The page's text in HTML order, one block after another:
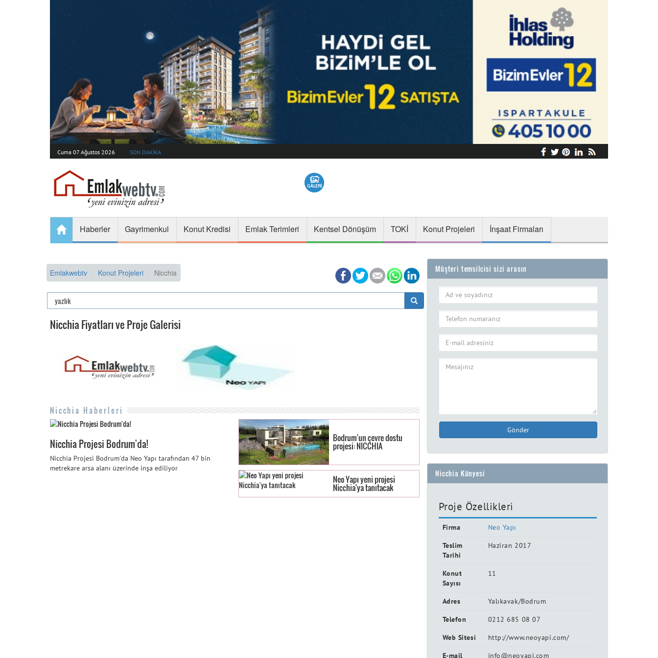
Cuma 07 Ağustos 2026 SON DAKİKA
Haberler Gayrimenkul Konut Kredisi Emlak Terimleri Kentsel Dönüşüm TOKİ Konut Projeleri İnşaat Firmaları
Emlakwebtv Konut Projeleri Nicchia
Nicchia Fiyatları ve Proje Galerisi
Nicchia Haberleri
Nicchia Projesi Bodrum'da!
Nicchia Projesi Bodrum'da Neo Yapı tarafından 47 bin
metrekare arsa alanı üzerinde inşa ediliyor
Bodrum'un çevre dostu
projesi: NICCHIA
Neo Yapı yeni projesi
Nicchia'ya tanıtacak
Müşteri temsilcisi sizi arasın
Gönder
Nicchia Künyesi
Proje Özellikleri
Firma Neo Yapı
Teslim
Tarihi
Haziran 2017
Konut
Sayısı
11
Adres Yalıkavak/Bodrum
Telefon 0212 685 08 07
Web Sitesi http://www.neoyapi.com/
E-mail info@neoyapi.com